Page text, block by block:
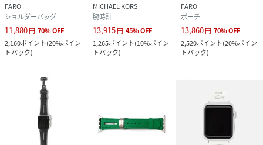
南米のステアをイタリアで鞣し、丁寧に染色。
この革の柔らかさ・耐久性・発色の美しさは、イタリア ヴェ
ネト州 ヴィチェンツァならではの歴史あるノウハウの伝承に
よって生み出されています。
品質なグレードの牛革は、環境配慮と公正な取引を審査する
国際団体 ”Leather Working Group” の厳しい基準をク
リアしたタンナーで生産されており、持続可能なモノづくり
の一助になっています。
FARO
ショルダーバッグ
11,880円 70%OFF
2,160ポイント(20%ポイン
トバック)
MICHAEL KORS
腕時計
13,915円 45%OFF
1,265ポイント(10%ポイン
トバック)
FARO
ポーチ
13,860円 70%OFF
2,520ポイント(20%ポイン
トバック)